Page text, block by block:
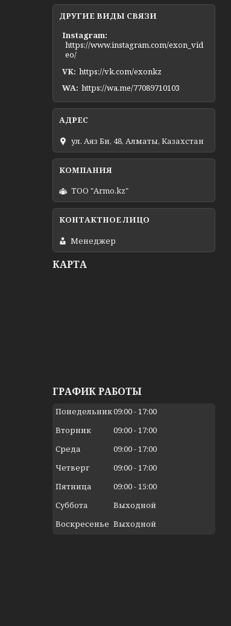
ДРУГИЕ ВИДЫ СВЯЗИ
Instagram
https://www.instagram.com/exon_vid
eo/
VK https://vk.com/exonkz
WA https://wa.me/77089710103
ул. Аяз Би, 48, Алматы, Казахстан
ТОО "Armo.kz"
Менеджер
КАРТА
ГРАФИК РАБОТЫ
Понедельник09:00 17:00
Вторник
09:00 17:00
Среда
09:00 17:00
Четверг
09:00 17:00
Пятница
09:00 15:00
Суббота
Выходной
Воскресенье Выходной